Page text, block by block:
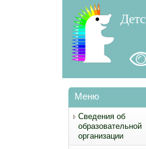
Меню
Сведения об
образовательной
организации